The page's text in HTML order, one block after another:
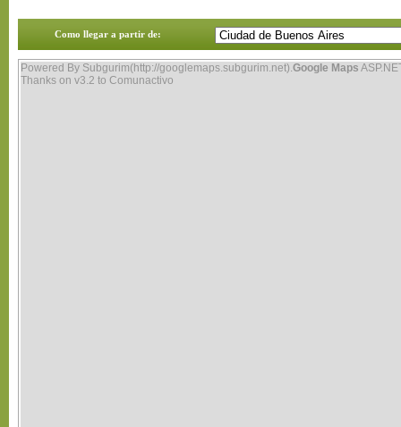
Como llegar a partir de:
Powered By Subgurim(http://googlemaps.subgurim.net).Google Maps
Thanks on v3.2 to Comunactivo